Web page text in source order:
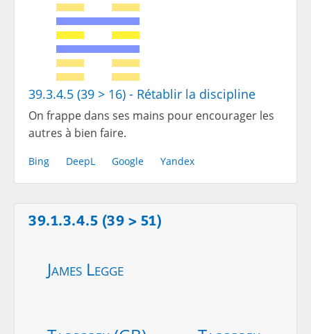
39.3.4.5 (39 > 16) - Rétablir la discipline
On frappe dans ses mains pour encourager les
autres à bien faire.
Bing DeepL Google Yandex
39.1.3.4.5 (39 > 51)
James Legge